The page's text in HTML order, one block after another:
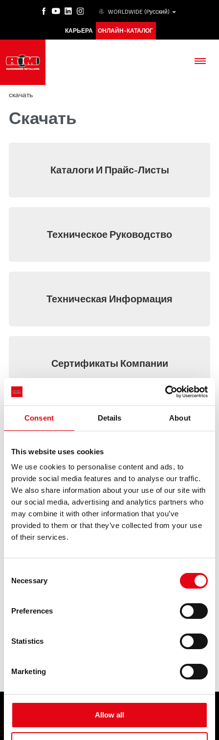
Consent Details About
This website uses cookies
We use cookies to personalise content and ads, to
provide social media features and to analyse our traffic.
We also share information about your use of our site with
our social media, advertising and analytics partners who
may combine it with other information that you’ve
provided to them or that they’ve collected from your use
of their services.
Selection
Necessary
Preferences
Statistics
Marketing
Allow all
WORLDWIDE (Pусский)
КАРЬЕРА ОНЛАЙН-КАТАЛОГ
скачать
Скачать
Каталоги И Прайс-Листы
Техническое Руководство
Техническая Информация
Сертификаты Компании
Environmental Product Declaration (EPD)
Сертификаты На Продукцию
Сервис-Центры Пресс-Инструментов